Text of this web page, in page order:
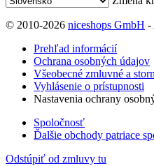
© 2010-2026 niceshops GmbH -
Prehľad informácií
Ochrana osobných údajov
Všeobecné zmluvné a
Vyhlásenie o prístupnosti
Nastavenia ochrany
Spoločnosť
Ďalšie obchody patriace
Odstúpiť od zmluvy tu